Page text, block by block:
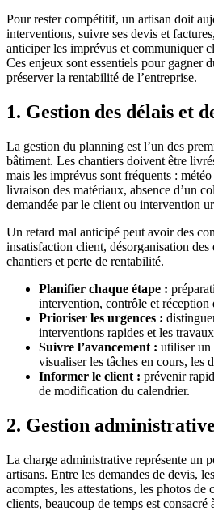
Pour rester compétitif, un artisan doit
interventions, suivre ses devis et
anticiper les imprévus et communiquer
Ces enjeux sont essentiels pour gagner
préserver la rentabilité de l’entreprise.
1. Gestion des délais et
La gestion du planning est l’un des
bâtiment. Les chantiers doivent être
mais les imprévus sont fréquents :
livraison des matériaux, absence d’un
demandée par le client ou intervention
Un retard mal anticipé peut avoir des
insatisfaction client, désorganisation des
chantiers et perte de rentabilité.
Planifier chaque étape :
intervention, contrôle et réception
Prioriser les urgences :
interventions rapides et les
Suivre l’avancement : utiliser un
visualiser les tâches en cours, les
Informer le client : prévenir
de modification du calendrier.
2. Gestion
La charge administrative représente un
artisans. Entre les demandes de devis,
acomptes, les attestations, les photos de
clients, beaucoup de temps est consacré